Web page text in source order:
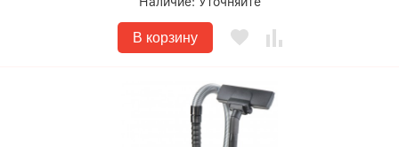
В корзину